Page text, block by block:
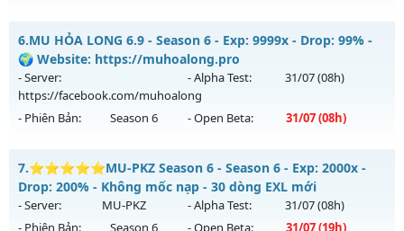
Kiểu reset: Non Reset
Thể loại: Mu Nguyên bản Webzen
Antihack: XShield
__MU THỐNG LĨNH___ - LÂU DÀI, CAM KẾT CÓ GỘP MU
Mu mới ra tháng 07 2026 - Mở máy chủ
ngày 31/07/2626
Exp: 300x - Drop: 20%
Thể loại: Mu Nguyên bản Webzen
Antihack: UGK ANTIHACK
6.MU HỎA LONG 6.9 - Season 6 - Exp: 9999x - Drop: 99% -
🌍 Website: https://muhoalong.pro
- Server:
https://facebook.com/muhoalong
- Alpha Test: 31/07(08h)
- Phiên Bản: Season 6 - Open Beta: 31/07(08h)
MU HỎA LONG 6.9 - 🌍 Website: https://muhoalong.pro
Mu mới ra tháng 07 2026 - Mở máy chủ
https://facebook.com/muhoalongvào 08h ngày
31/07/2626
7.⭐⭐⭐⭐⭐MU-PKZ Season 6 - Season 6 - Exp: 2000x -
Drop: 200% - Không mốc nạp - 30 dòng EXL mới
- Server: MU-PKZ - Alpha Test: 31/07(08h)
- Phiên Bản:
Season 6 - Open Beta: 31/07(19h)